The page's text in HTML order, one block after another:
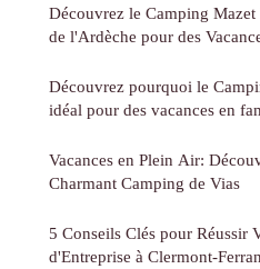
Découvrez le Camping Mazet
de l'Ardèche pour des
Découvrez pourquoi le
idéal pour des vacances en
Vacances en Plein Air:
Charmant Camping de Vias
5 Conseils Clés pour Réussir
d'Entreprise à Clermont-